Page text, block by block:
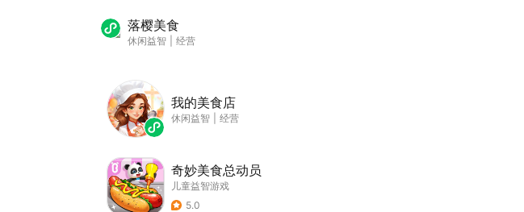
落樱美食
休闲益智 经营
我的美食店
休闲益智 经营
奇妙美食总动员
儿童益智游戏
5.0